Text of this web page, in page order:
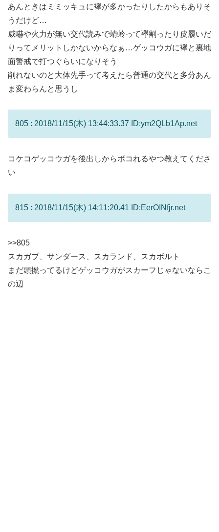
あんときはミミッキュに襷が多かったりしたからもありそ
うだけど…
威嚇や火力が無い交代読みで蜻蛉って襷割ったり皮履いだ
りってメリットしかないからなぁ…ゲッコウガに襷と裏地
面警戒で打つぐらいになりそう
削れないのと大体先手って考えたら普通の交代と多分あん
ま変わらんと思うし
805 : 2018/11/15(木) 13:44:33.37 ID:ym2QLb1Ap.net
コケコゲッコウガを後出しからボコれるやつ教えてくださ
い
815 : 2018/11/15(木) 14:11:20.41 ID:EerOINfjr.net
>>805
スカガブ、サンダース、スカランド、スカボルト
まだ頭撚ってるけどゲッコウガがスカーフじゃないならこ
の辺